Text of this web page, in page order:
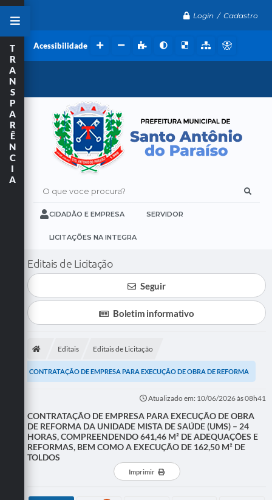
Login / Cadastro
Acessibilidade
O que voce procura?
CIDADÃO E EMPRESA SERVIDOR
LICITAÇÕES NA INTEGRA
T
R
A
N
S
P
A
R
Ê
N
C
I
A
Editais de Licitação
Seguir
Boletim informativo
Editais Editais de Licitação
CONTRATAÇÃO DE EMPRESA PARA EXECUÇÃO DE OBRA DE REFORMA
DA UNIDADE MISTA DE SAÚDE (UMS) – 24 HORAS,...
Atualizado em: 10/06/2026 às 08h41
CONTRATAÇÃO DE EMPRESA PARA EXECUÇÃO DE OBRA
DE REFORMA DA UNIDADE MISTA DE SAÚDE (UMS) – 24
HORAS, COMPREENDENDO 641,46 M² DE ADEQUAÇÕES E
REFORMAS, BEM COMO A EXECUÇÃO DE 162,50 M² DE
TOLDOS
Imprimir